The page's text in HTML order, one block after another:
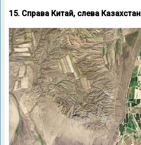
15. Справа Китай, слева Казахстан